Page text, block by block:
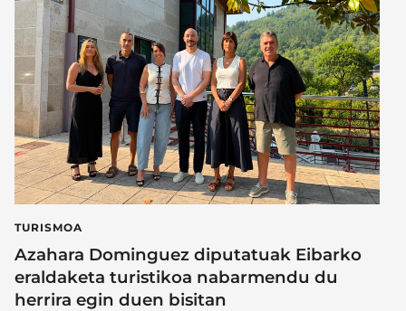
TURISMOA
Azahara Dominguez diputatuak Eibarko
eraldaketa turistikoa nabarmendu du
herrira egin duen bisitan